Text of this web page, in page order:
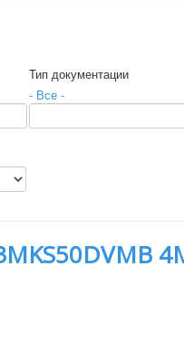
Тип документации
- Все -